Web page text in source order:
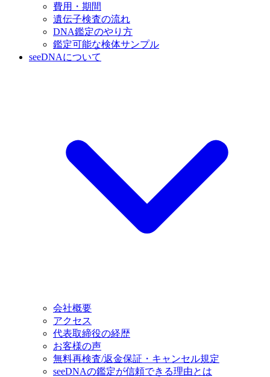
費用・期間
遺伝子検査の流れ
DNA鑑定のやり方
鑑定可能な検体サンプル
seeDNAについて
会社概要
アクセス
代表取締役の経歴
お客様の声
無料再検査/返金保証・キャンセル規定
seeDNAの鑑定が信頼できる理由とは